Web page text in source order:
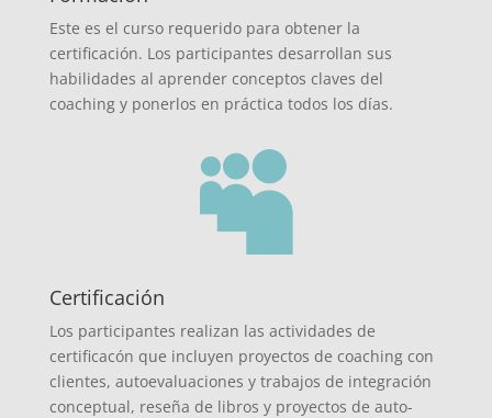
Este es el curso requerido para obtener la
certificación. Los participantes desarrollan sus
habilidades al aprender conceptos claves del
coaching y ponerlos en práctica todos los días.

Certificación
Los participantes realizan las actividades de
certificacón que incluyen proyectos de coaching con
clientes, autoevaluaciones y trabajos de integración
conceptual, reseña de libros y proyectos de auto-